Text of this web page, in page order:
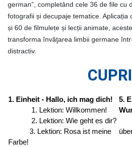
german”, completând cele 36 de file cu
fotografii și decupaje tematice. Aplicația
și 60 de filmulețe și lecții animate,
transforma învăţarea limbii germane
distractiv.
1. Einheit - Hallo, ich mag dich!
1. Lektion: Willkommen!
2. Lektion: Wie geht es dir?
3. Lektion: Rosa ist meine
Farbe!
5.